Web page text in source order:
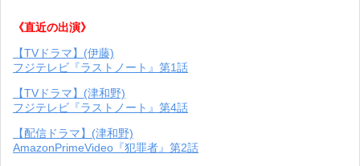
《直近の出演》
【TVドラマ】(伊藤)
フジテレビ『ラストノート』第1話
【TVドラマ】(津和野)
フジテレビ『ラストノート』第4話
【配信ドラマ】(津和野)
AmazonPrimeVideo『犯罪者』第2話